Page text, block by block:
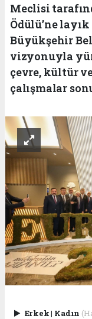
Meclisi
Ödülü’ne
Büyükşehir
vizyonuyla
çevre, kültür
çalışmalar
Erkek| Kadın